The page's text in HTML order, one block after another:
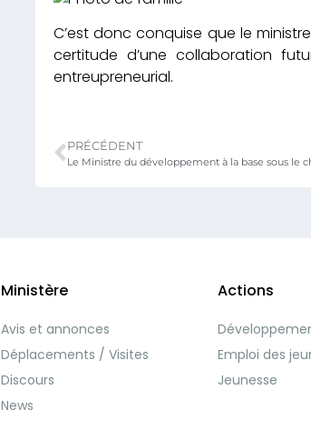
C’est donc conquise que le
certitude d’une collaboration
entreupreneurial.
PRÉCÉDENT
Le Ministre du développement à la base sous le
Ministère
Avis et annonces
Déplacements / Visites
Discours
News
Actions
Emploi des
Jeunesse